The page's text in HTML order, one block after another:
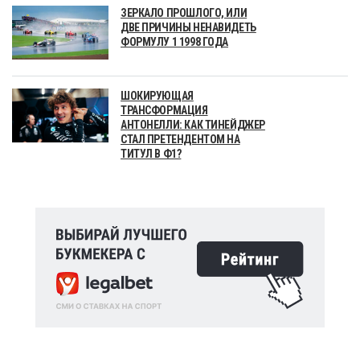
ЗЕРКАЛО ПРОШЛОГО, ИЛИ
ДВЕ ПРИЧИНЫ НЕНАВИДЕТЬ
ФОРМУЛУ 1 1998 ГОДА
ШОКИРУЮЩАЯ
ТРАНСФОРМАЦИЯ
АНТОНЕЛЛИ: КАК ТИНЕЙДЖЕР
СТАЛ ПРЕТЕНДЕНТОМ НА
ТИТУЛ В Ф1?